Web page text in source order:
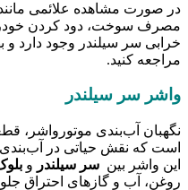
در صورت مشاهده علائمی
مصرف سوخت، دود کردن
خرابی سر سیلندر وجود دارد
مراجعه کنید.
واشر سر سیلندر
نگهبان آب‌بندی موتورواشر،
است که نقش حیاتی در
این واشر بین سر سیلندر و
روغن، آب و گازهای احتراق